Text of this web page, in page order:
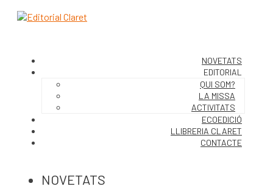
NOVETATS
EDITORIAL
QUI SOM?
LA MISSA
ACTIVITATS
ECOEDICIÓ
LLIBRERIA CLARET
CONTACTE
NOVETATS